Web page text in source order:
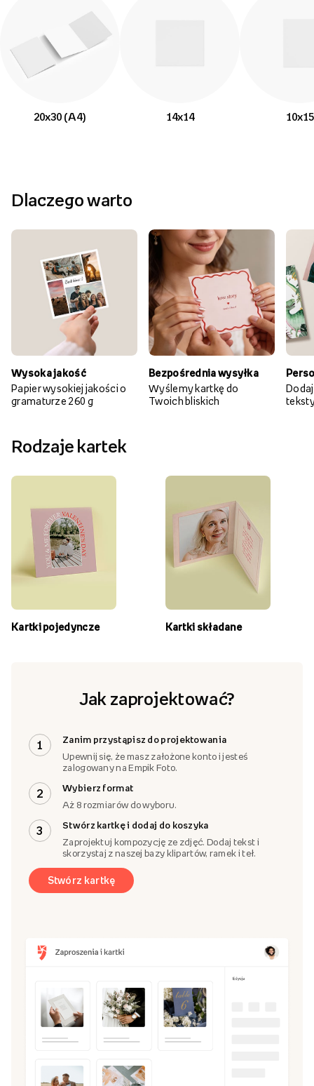
20x30 (A4) 14x14 10x15
Dlaczego warto
Wysoka jakość
Papier wysokiej jakości o
gramaturze 260 g
Bezpośrednia wysyłka
Wyślemy kartkę do
Twoich bliskich
Rodzaje kartek
Kartki pojedyncze Kartki składane
Jak zaprojektować?
1
Zanim przystąpisz do projektowania
Upewnij się, że masz założone konto i jesteś
zalogowany na Empik Foto.
2
Wybierz format
Aż 8 rozmiarów do wyboru.
3
Stwórz kartkę i dodaj do koszyka
Zaprojektuj kompozycję ze zdjęć. Dodaj tekst i
skorzystaj z naszej bazy klipartów, ramek i teł.
Stwórz kartkę